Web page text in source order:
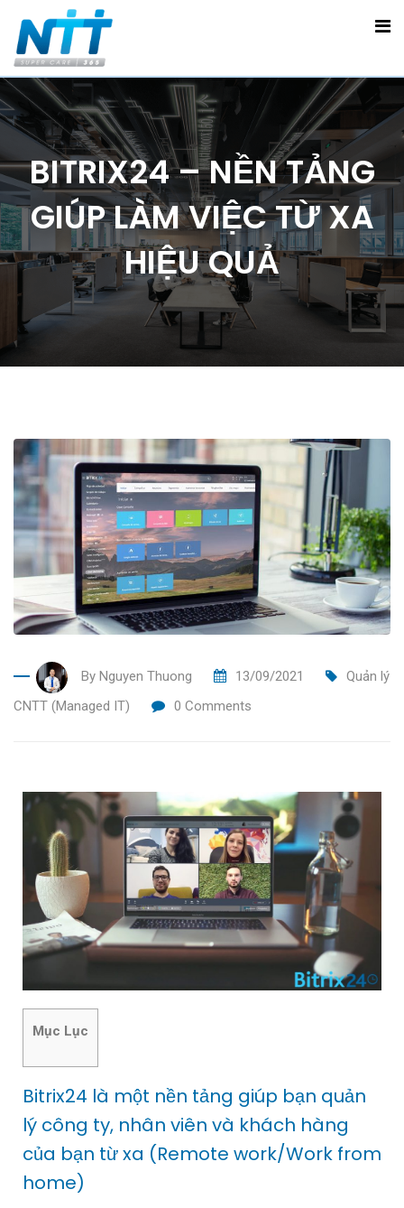
BITRIX24 – NỀN TẢNG
GIÚP LÀM VIỆC TỪ XA
HIỆU QUẢ
By Nguyen Thuong 13/09/2021
Quản lý
CNTT (Managed IT)
0 Comments
Mục Lục
Bitrix24 là một nền tảng giúp bạn quản
lý công ty, nhân viên và khách hàng
của bạn từ xa (Remote work/Work from
home)